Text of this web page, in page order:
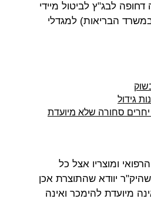
לבג"ץ לביטול מיידי
הבריאות) למגדלי
סחורה שלא מיועדת
ומוצריו אצל כל
יוודא שהתוצרת אכן
מיועדת להימכר ואינה